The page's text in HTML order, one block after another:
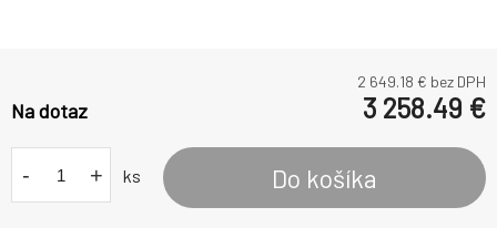
2 649.18 € bez DPH
Na dotaz 3 258.49 €
- + ks Do košíka